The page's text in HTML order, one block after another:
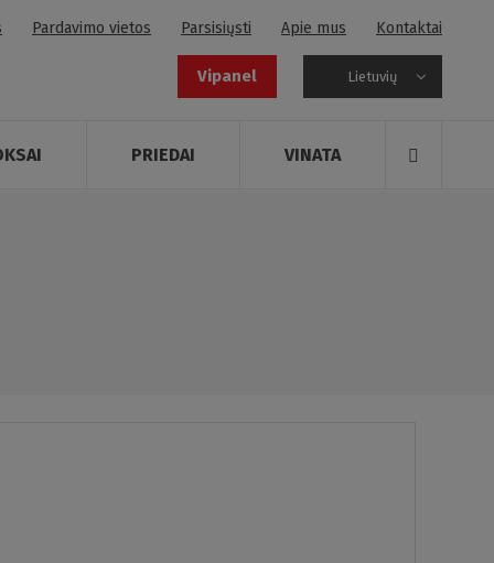
Pardavimo vietos Parsisiųsti Apie mus Kontaktai
Vipanel Lietuvių
PRIEDAI VINATA